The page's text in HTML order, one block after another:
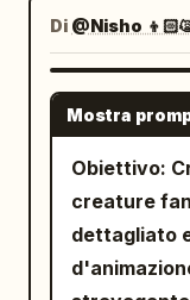
corna,
proporzioni
una radura
simili a
drago sta
crea invece
Layout e
Di @Nisho
Mostra
Obiettivo:
creature
dettagliato